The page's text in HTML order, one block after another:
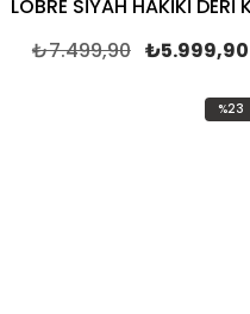
₺5.999,90
₺7.499,90
%23